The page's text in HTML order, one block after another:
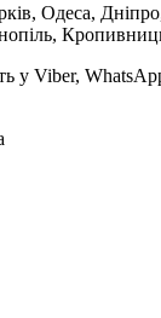
Одеса,
у Viber,